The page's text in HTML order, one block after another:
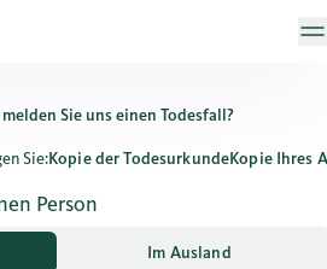
Sie uns einen Todesfall?
Sie:Kopie der TodesurkundeKopie Ihres
Person
Im Ausland